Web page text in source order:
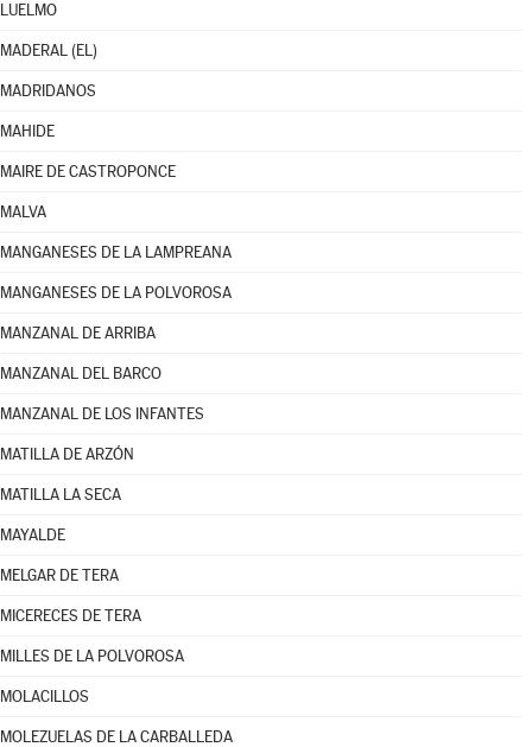
LUELMO
MADERAL (EL)
MADRIDANOS
MAHIDE
MAIRE DE CASTROPONCE
MALVA
MANGANESES DE LA LAMPREANA
MANGANESES DE LA POLVOROSA
MANZANAL DE ARRIBA
MANZANAL DEL BARCO
MANZANAL DE LOS INFANTES
MATILLA DE ARZÓN
MATILLA LA SECA
MAYALDE
MELGAR DE TERA
MICERECES DE TERA
MILLES DE LA POLVOROSA
MOLACILLOS
MOLEZUELAS DE LA CARBALLEDA